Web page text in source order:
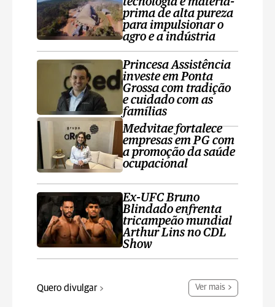
prima de alta pureza
para impulsionar o
agro e a indústria
Princesa Assistência
investe em Ponta
Grossa com tradição
e cuidado com as
famílias
Medvitae fortalece
empresas em PG com
a promoção da saúde
ocupacional
Ex-UFC Bruno
Blindado enfrenta
tricampeão mundial
Arthur Lins no CDL
Show
Quero divulgar Ver mais